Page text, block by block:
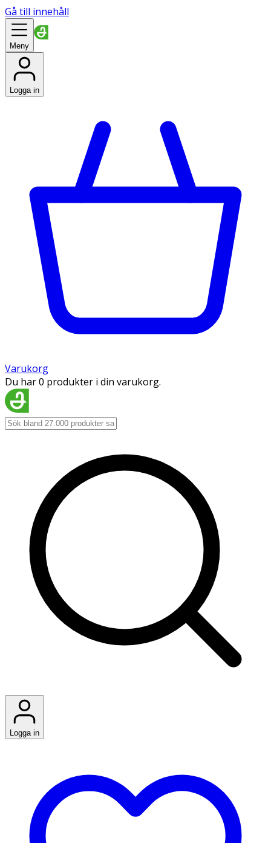
Gå till innehåll
Meny
Logga in
Varukorg
Du har 0 produkter i din varukorg.
Logga in